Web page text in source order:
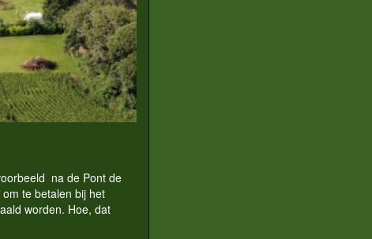
na de Pont de
te betalen bij het
worden. Hoe, dat